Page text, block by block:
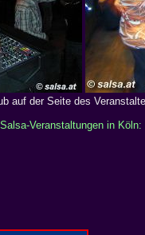
auf der Seite des
Salsa-Veranstaltungen in